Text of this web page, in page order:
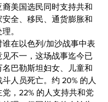
裔美国选民同时支持共和
安全、移民、通货膨胀和
。
谁在以色列/加沙战事中表
见不一，这场战事迄今已
名巴勒斯坦妇女、儿童和
人员死亡。约 20% 的人
党，22% 的人支持共和党